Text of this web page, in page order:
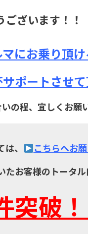
ざいます！！
にお乗り頂け
ポートさせて
の程、宜しくお願
、
こちらへお願
お客様のトータル
突破！